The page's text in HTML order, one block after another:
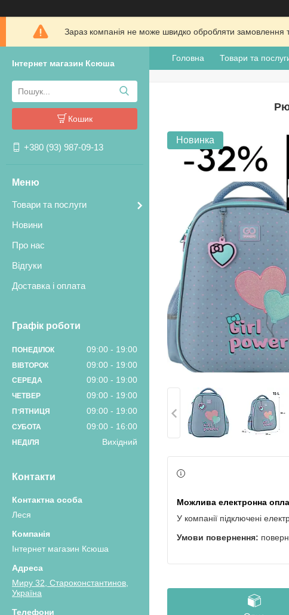
Зараз компанія не може швидко обробляти замовлення
Інтернет магазин Ксюша
Кошик
+380 (93) 987-09-13
Товари та послуги
Новини
Про нас
Відгуки
Доставка і оплата
Графік роботи
ПОНЕДІЛОК 09:00 19:00
ВІВТОРОК 09:00 19:00
СЕРЕДА 09:00 19:00
ЧЕТВЕР 09:00 19:00
ПʼЯТНИЦЯ 09:00 19:00
СУБОТА 09:00 16:00
НЕДІЛЯ Вихідний
Контакти
Леся
Інтернет магазин Ксюша
Миру 32, Староконстантинов,
Україна
Головна Товари та
Новинка
У компанії підключені